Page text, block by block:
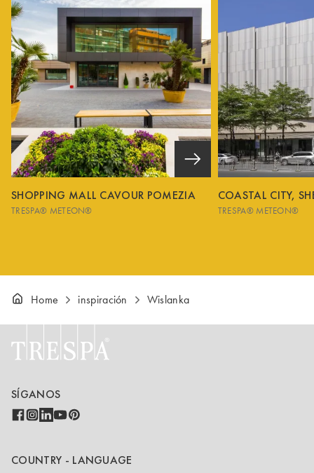
SHOPPING MALL CAVOUR POMEZIA
TRESPA® METEON®
COASTAL CITY,
TRESPA® METEON®
Home inspiración Wislanka
SÍGANOS
COUNTRY - LANGUAGE